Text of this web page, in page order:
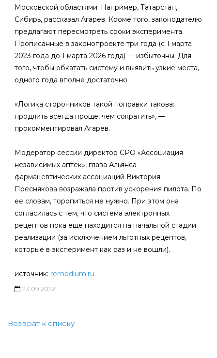
Московской областями. Например, Татарстан,
Сибирь, рассказал Агарев. Кроме того, законодателю
предлагают пересмотреть сроки эксперимента.
Прописанные в законопроекте три года (с 1 марта
2023 года до 1 марта 2026 года) — избыточны. Для
того, чтобы обкатать систему и выявить узкие места,
одного года вполне достаточно.
«Логика сторонников такой поправки такова:
продлить всегда проще, чем сократить», —
прокомментировал Агарев.
Модератор сессии директор СРО «Ассоциация
независимых аптек», глава Альянса
фармацевтических ассоциаций Виктория
Преснякова возражала против ускорения пилота. По
ее словам, торопиться не нужно. При этом она
согласилась с тем, что система электронных
рецептов пока еще находится на начальной стадии
реализации (за исключением льготных рецептов,
которые в эксперимент как раз и не вошли).
источник: remedium.ru
23.09.2022
Возврат к списку